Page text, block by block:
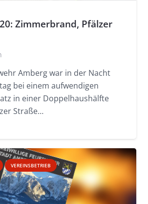
Zimmerbrand, Pfälzer
Amberg war in der Nacht
bei einem aufwendigen
in einer Doppelhaushälfte
Straße…
VEREINSBETRIEB